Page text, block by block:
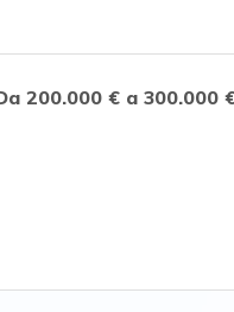
200.000 € a 300.000